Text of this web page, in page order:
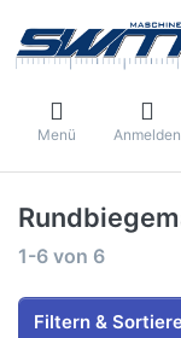
Menü Anmelden
Suchergebnisse:
1-6 von 6
Filtern &